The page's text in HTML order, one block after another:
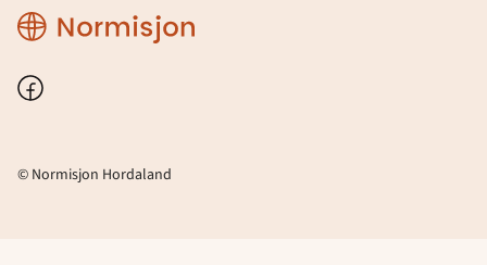
Normisjon
Hordaland
Facebook
© Normisjon Hordaland